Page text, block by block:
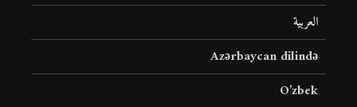
العربية
Azərbaycan dilində
O’zbek